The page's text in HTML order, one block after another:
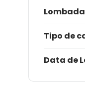
Tipo de
Data de